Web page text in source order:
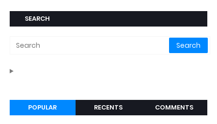
SEARCH
POPULAR RECENTS COMMENTS